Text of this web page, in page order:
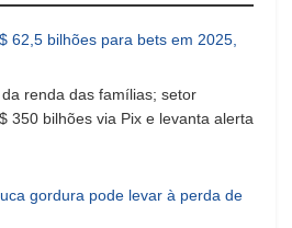
62,5 bilhões para bets em 2025,
renda das famílias; setor
350 bilhões via Pix e levanta alerta
gordura pode levar à perda de